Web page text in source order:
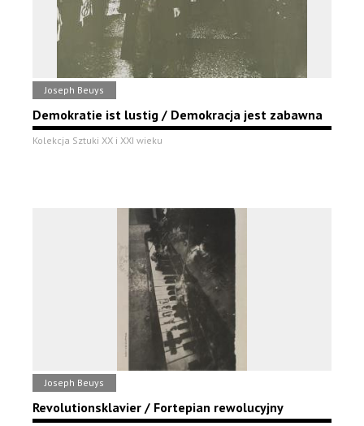
Joseph Beuys
Demokratie ist lustig / Demokracja jest zabawna
Kolekcja Sztuki XX i XXI wieku
Joseph Beuys
Revolutionsklavier / Fortepian rewolucyjny